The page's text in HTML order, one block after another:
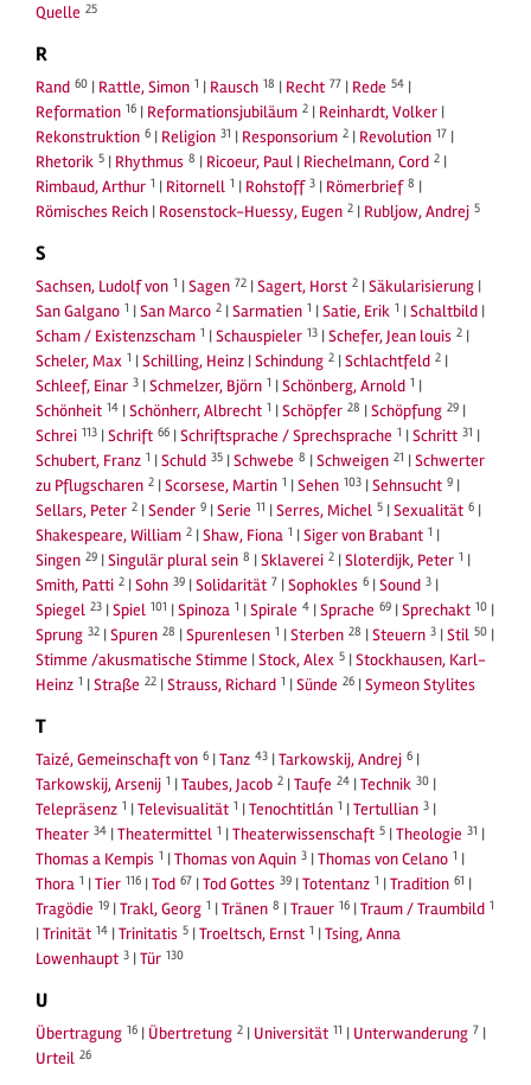
Quelle 25
R
Rand 60 | Rattle, Simon 1 | Rausch 18 | Recht 77 | Rede 54 |
Reformation 16 | Reformationsjubiläum 2 | Reinhardt, Volker |
Rekonstruktion 6 | Religion 31 | Responsorium 2 | Revolution 17 |
Rhetorik 5 | Rhythmus 8 | Ricoeur, Paul | Riechelmann, Cord 2 |
Rimbaud, Arthur 1 | Ritornell 1 | Rohstoff 3 | Römerbrief 8 |
Römisches Reich | Rosenstock-Huessy, Eugen 2 | Rubljow, Andrej 5
S
Sachsen, Ludolf von 1 |Sagen 72 |Sagert, Horst 2 |Säkularisierung |
San Galgano 1 |San Marco 2 |Sarmatien 1 |Satie, Erik 1 |Schaltbild |
Scham / Existenzscham 1 |Schauspieler 13 |Schefer, Jean louis 2 |
Scheler, Max 1 |Schilling, Heinz |Schindung 2 |Schlachtfeld 2 |
Schleef, Einar 3 |Schmelzer, Björn 1 |Schönberg, Arnold 1 |
Schönheit 14 |Schönherr, Albrecht 1 |Schöpfer 28 |Schöpfung 29 |
Schrei 113 |Schrift 66 |Schriftsprache / Sprechsprache 1 |Schritt 31 |
Schubert, Franz 1 |Schuld 35 |Schwebe 8 |Schweigen 21 |Schwerter
zu Pflugscharen 2 |Scorsese, Martin 1 |Sehen 103 |Sehnsucht 9 |
Sellars, Peter 2 |Sender 9 |Serie 11 |Serres, Michel 5 |Sexualität 6 |
Shakespeare, William 2 |Shaw, Fiona 1 |Siger von Brabant 1 |
Singen 29 |Singulär plural sein 8 |Sklaverei 2 |Sloterdijk, Peter 1 |
Smith, Patti 2 |Sohn 39 |Solidarität 7 |Sophokles 6 |Sound 3 |
Spiegel 23 |Spiel 101 |Spinoza 1 |Spirale 4 |Sprache 69 |Sprechakt 10 |
Sprung 32 |Spuren 28 |Spurenlesen 1 |Sterben 28 |Steuern 3 |Stil 50 |
Stimme /akusmatische Stimme |Stock, Alex 5 |Stockhausen, Karl-
Heinz 1 |Straße 22 |Strauss, Richard 1 |Sünde 26 |Symeon Stylites
T
Taizé, Gemeinschaft von 6 |Tanz 43 |Tarkowskij, Andrej 6 |
Tarkowskij, Arsenij 1 |Taubes, Jacob 2 |Taufe 24 |Technik 30 |
Telepräsenz 1 |Televisualität 1 |Tenochtitlán 1 |Tertullian 3 |
Theater 34 |Theatermittel 1 |Theaterwissenschaft 5 |Theologie 31 |
Thomas a Kempis 1 |Thomas von Aquin 3 |Thomas von Celano 1 |
Thora 1 |Tier 116 |Tod 67 |Tod Gottes 39 |Totentanz 1 |Tradition 61 |
Tragödie 19 |Trakl, Georg 1 |Tränen 8 |Trauer 16 |Traum / Traumbild 1
|Trinität 14 |Trinitatis 5 |Troeltsch, Ernst 1 |Tsing, Anna
Lowenhaupt 3 |Tür 130
U
Übertragung 16 | Übertretung 2 | Universität 11 | Unterwanderung 7 |
Urteil 26